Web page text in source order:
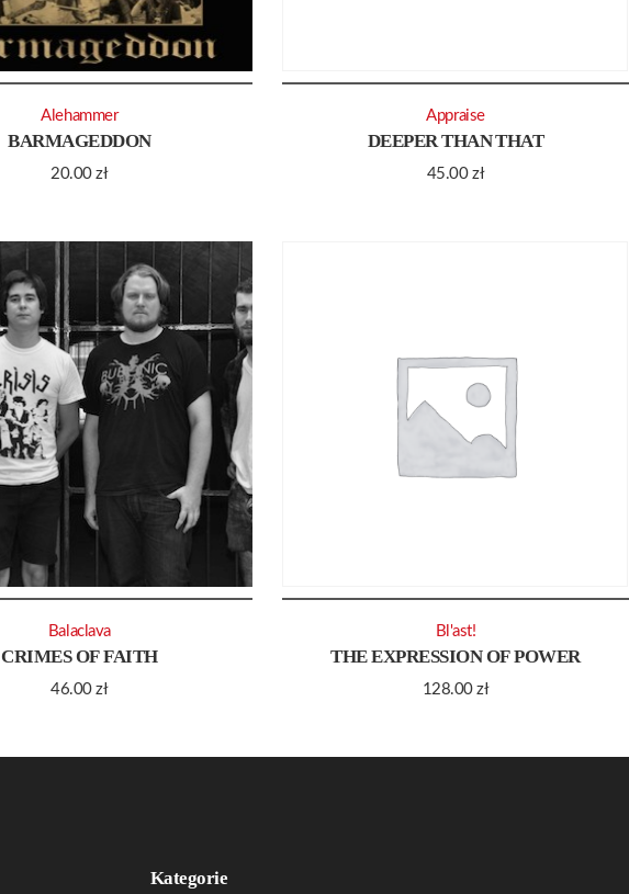
BARMAGEDDON
20.00zł
Alehammer
DEEPER THAN THAT
45.00zł
Appraise
CRIMES OF FAITH
46.00zł
Balaclava
THE EXPRESSION OF POWER
128.00zł
Bl'ast!
Kategorie